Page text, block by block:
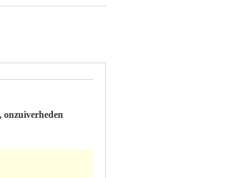
onzuiverheden